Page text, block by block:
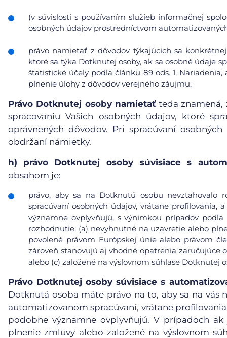
(v súvislosti s používaním služieb informačnej
osobných údajov prostredníctvom
právo namietať z dôvodov týkajúcich sa
ktoré sa týka Dotknutej osoby, ak sa osobné údaje
štatistické účely podľa článku 89 ods. 1.
plnenie úlohy z dôvodov verejného záujmu;
Právo Dotknutej osoby namietaťteda znamená,
spracovaniu Vašich osobných údajov, ktoré
oprávnených dôvodov. Pri spracúvaní
obdržaní námietky.
h)
právo Dotknutej osoby súvisiace s
obsahom je:
právo, aby sa na Dotknutú osobu nevzťahovalo
spracúvaní osobných údajov, vrátane
významne ovplyvňujú, s výnimkou prípadov
rozhodnutie: (a) nevyhnutné na uzavretie alebo
povolené právom Európskej únie alebo právom
zároveň stanovujú aj vhodné opatrenia zaručujúce
alebo (c) založené na výslovnom súhlase Dotknutej
Právo Dotknutej osoby súvisiace s
Dotknutá osoba máte právo na to, aby sa na vás
automatizovanom spracúvaní, vrátane
podobne významne ovplyvňujú. V prípadoch
plnenie zmluvy alebo založené na výslovnom